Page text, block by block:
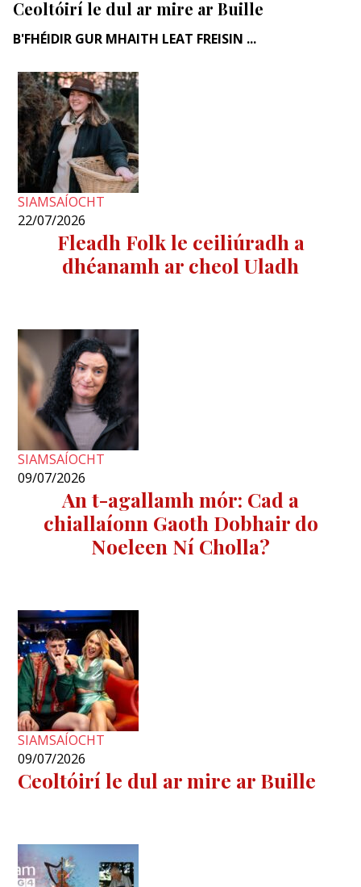
Ceoltóirí le dul ar mire ar Buille
B'FHÉIDIR GUR MHAITH LEAT FREISIN ...
SIAMSAÍOCHT
22/07/2026
Fleadh Folk le ceiliúradh a
dhéanamh ar cheol Uladh
SIAMSAÍOCHT
09/07/2026
An t-agallamh mór: Cad a
chiallaíonn Gaoth Dobhair do
Noeleen Ní Cholla?
SIAMSAÍOCHT
09/07/2026
Ceoltóirí le dul ar mire ar Buille